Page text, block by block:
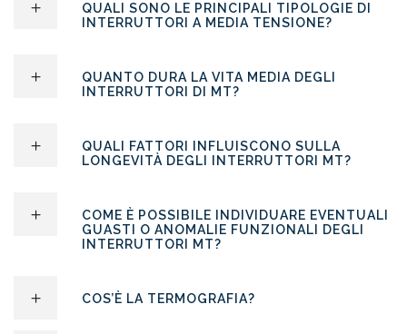
QUALI SONO LE PRINCIPALI TIPOLOGIE DI
INTERRUTTORI A MEDIA TENSIONE?
QUANTO DURA LA VITA MEDIA DEGLI
INTERRUTTORI DI MT?
QUALI FATTORI INFLUISCONO SULLA
LONGEVITÀ DEGLI INTERRUTTORI MT?
COME È POSSIBILE INDIVIDUARE EVENTUALI
GUASTI O ANOMALIE FUNZIONALI DEGLI
INTERRUTTORI MT?
COS’È LA TERMOGRAFIA?